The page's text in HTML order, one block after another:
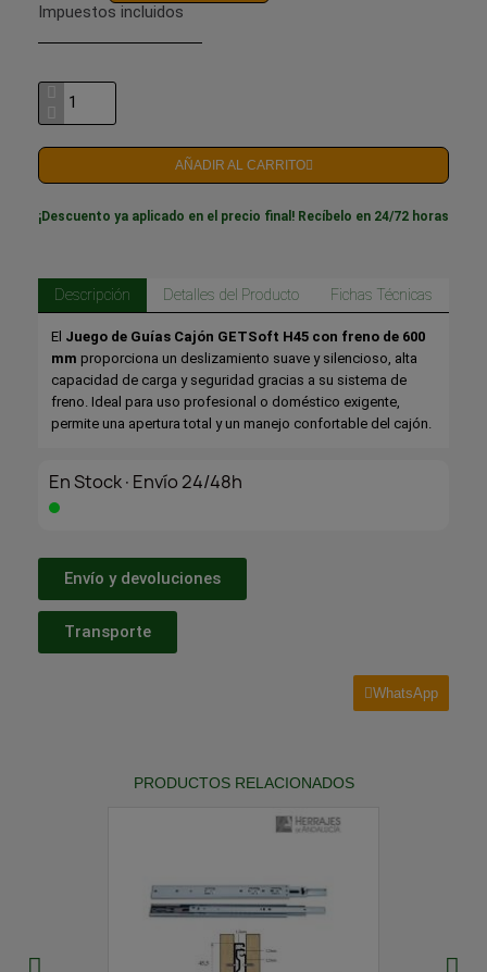
Impuestos incluidos
AÑADIR AL CARRITO
¡Descuento ya aplicado en el precio final! Recíbelo en 24/72 horas
Descripción Detalles del Producto Fichas Técnicas
El Juego de Guías Cajón GETSoft H45 con freno de 600
mm proporciona un deslizamiento suave y silencioso, alta
capacidad de carga y seguridad gracias a su sistema de
freno. Ideal para uso profesional o doméstico exigente,
permite una apertura total y un manejo confortable del cajón.
En Stock·Envío 24/48h
Envío y devoluciones
Transporte
WhatsApp
PRODUCTOS RELACIONADOS